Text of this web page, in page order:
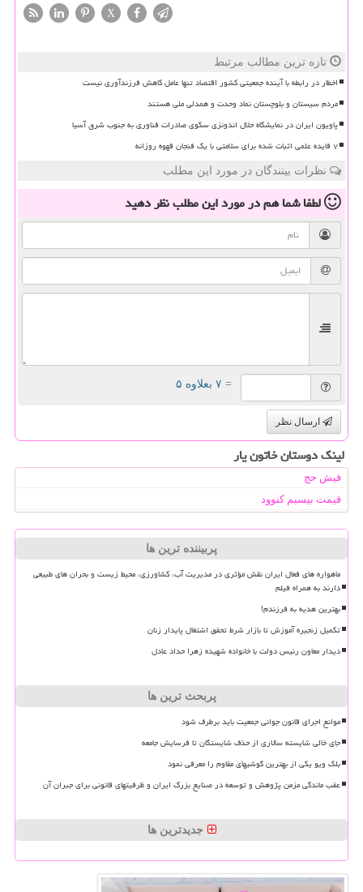
X
تازه ترین مطالب مرتبط
اخطار در رابطه با آینده جمعیتی کشور اقتصاد تنها عامل کاهش فرزندآوری نیست
مردم سیستان و بلوچستان نماد وحدت و همدلی ملی هستند
پاویون ایران در نمایشگاه حلال اندونزی سکوی صادرات فناوری به جنوب شرق آسیا
۷ فایده علمی اثبات شده برای سلامتی با یک فنجان قهوه روزانه
نظرات بینندگان در مورد این مطلب
لطفا شما همدر مورد این مطلبنظر دهید
= ۷ بعلاوه ۵
ارسال نظر
لینک دوستان خاتون یار
فیش حج
قیمت بیسیم کنوود
پربیننده ترین ها
ماهواره های فعال ایران نقش مؤثری در مدیریت آب، کشاورزی، محیط زیست و بحران های طبیعی
دارند به همراه فیلم
بهترین هدیه به فرزندم!
تکمیل زنجیره آموزش تا بازار شرط تحقق اشتغال پایدار زنان
دیدار معاون رئیس دولت با خانواده شهیده زهرا حداد عادل
پربحث ترین ها
موانع اجرای قانون جوانی جمعیت باید برطرف شود
جای خالی شایسته سالاری از حذف شایستگان تا فرسایش جامعه
بلک ویو یکی از بهترین گوشیهای مقاوم را معرفی نمود
عقب ماندگی مزمن پژوهش و توسعه در صنایع بزرگ ایران و ظرفیتهای قانونی برای جبران آن
جدیدترین ها